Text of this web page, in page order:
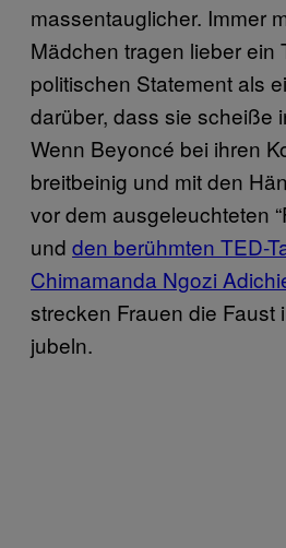
massentauglicher. Immer
Mädchen tragen lieber ein
politischen Statement als
darüber, dass sie scheiße
Wenn Beyoncé bei ihren
breitbeinig und mit den
vor dem ausgeleuchteten
und den berühmten TED-
Chimamanda Ngozi
strecken Frauen die Faust
jubeln.